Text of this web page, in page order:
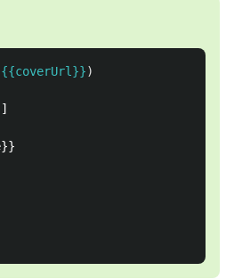
{{coverUrl}})